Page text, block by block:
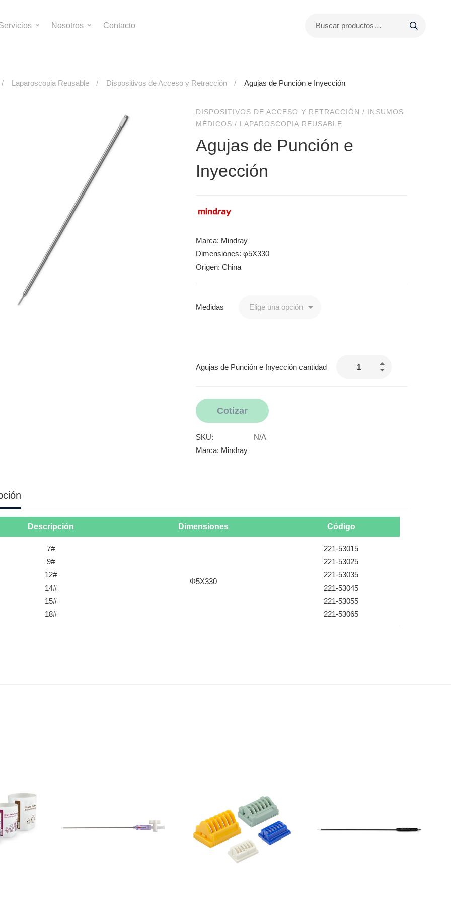
Nosotros Contacto
Laparoscopia Reusable Dispositivos de Acceso y Retracción Agujas de Punción e Inyección
DISPOSITIVOS DE ACCESO Y RETRACCIÓN / INSUMOS
MÉDICOS / LAPAROSCOPIA REUSABLE
Agujas de Punción e
Inyección
Marca: Mindray
Dimensiones: φ5X330
Origen: China
Medidas
Agujas de Punción e Inyección cantidad
Cotizar
SKU:
N/A
Marca: Mindray
Descripción Dimensiones Código
7#
9#
12#
14#
15#
18#
Φ5X330
221-53015
221-53025
221-53035
221-53045
221-53055
221-53065